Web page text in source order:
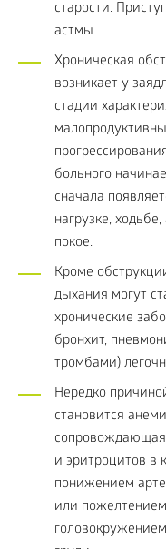
старости.
астмы.
Хроническая
возникает у
стадии
больного
сначала
нагрузке,
покое.
Кроме
дыхания могут
хронические
бронхит,
тромбами)
Нередко
становится
и эритроцитов в
понижением
или